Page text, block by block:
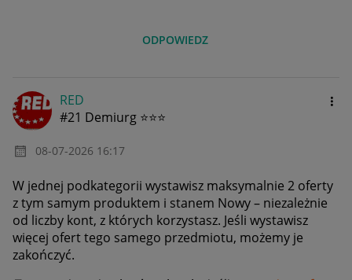
ODPOWIEDZ
RED
#21 Demiurg ⭐⭐⭐
‎08-07-2026 16:17
W jednej podkategorii wystawisz maksymalnie 2 oferty
z tym samym produktem i stanem Nowy – niezależnie
od liczby kont, z których korzystasz. Jeśli wystawisz
więcej ofert tego samego przedmiotu, możemy je
zakończyć.